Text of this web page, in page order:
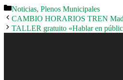
Categorías
Noticias, Plenos Municipales
CAMBIO HORARIOS TREN
TALLER gratuito «Hablar en